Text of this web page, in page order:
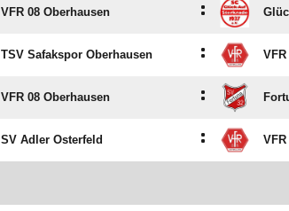
VFR 08 Oberhausen :
TSV Safakspor Oberhausen :
VFR 08 Oberhausen :
SV Adler Osterfeld :